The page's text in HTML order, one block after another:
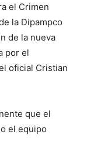
el Crimen
la Dipampco
de la nueva
por el
oficial Cristian
que el
el equipo